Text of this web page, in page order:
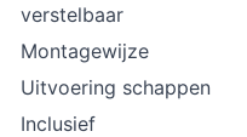
verstelbaar
Montagewijze
Uitvoering schappen
Inclusief